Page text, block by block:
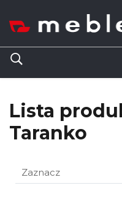
Lista
Taranko
Zaznacz